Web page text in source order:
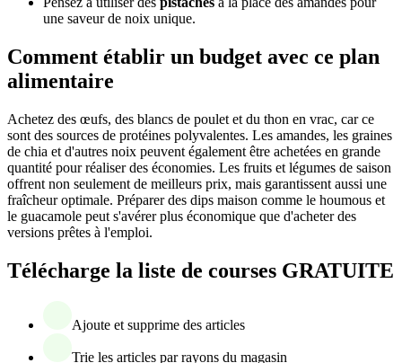
une saveur de noix unique.
Comment établir un budget avec ce plan
alimentaire
Achetez des œufs, des blancs de poulet et du thon en vrac, car ce
sont des sources de protéines polyvalentes. Les amandes, les graines
de chia et d'autres noix peuvent également être achetées en grande
quantité pour réaliser des économies. Les fruits et légumes de saison
offrent non seulement de meilleurs prix, mais garantissent aussi une
fraîcheur optimale. Préparer des dips maison comme le houmous et
le guacamole peut s'avérer plus économique que d'acheter des
versions prêtes à l'emploi.
Télécharge la liste de courses GRATUITE
Ajoute et supprime des articles
Trie les articles par rayons du magasin